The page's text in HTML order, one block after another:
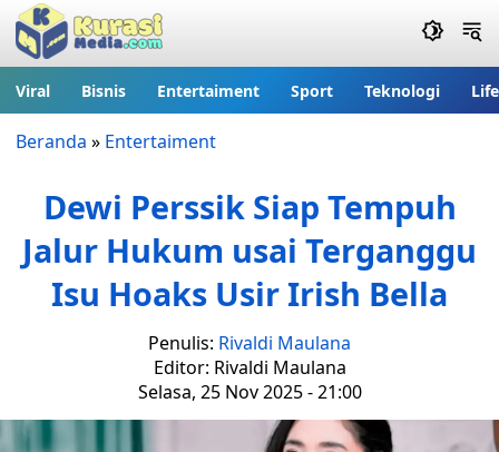
Viral Bisnis Entertaiment Sport Teknologi
Beranda » Entertaiment
Dewi Perssik Siap Tempuh
Jalur Hukum usai Terganggu
Isu Hoaks Usir Irish Bella
Penulis: Rivaldi Maulana
Editor: Rivaldi Maulana
Selasa, 25 Nov 2025 - 21:00